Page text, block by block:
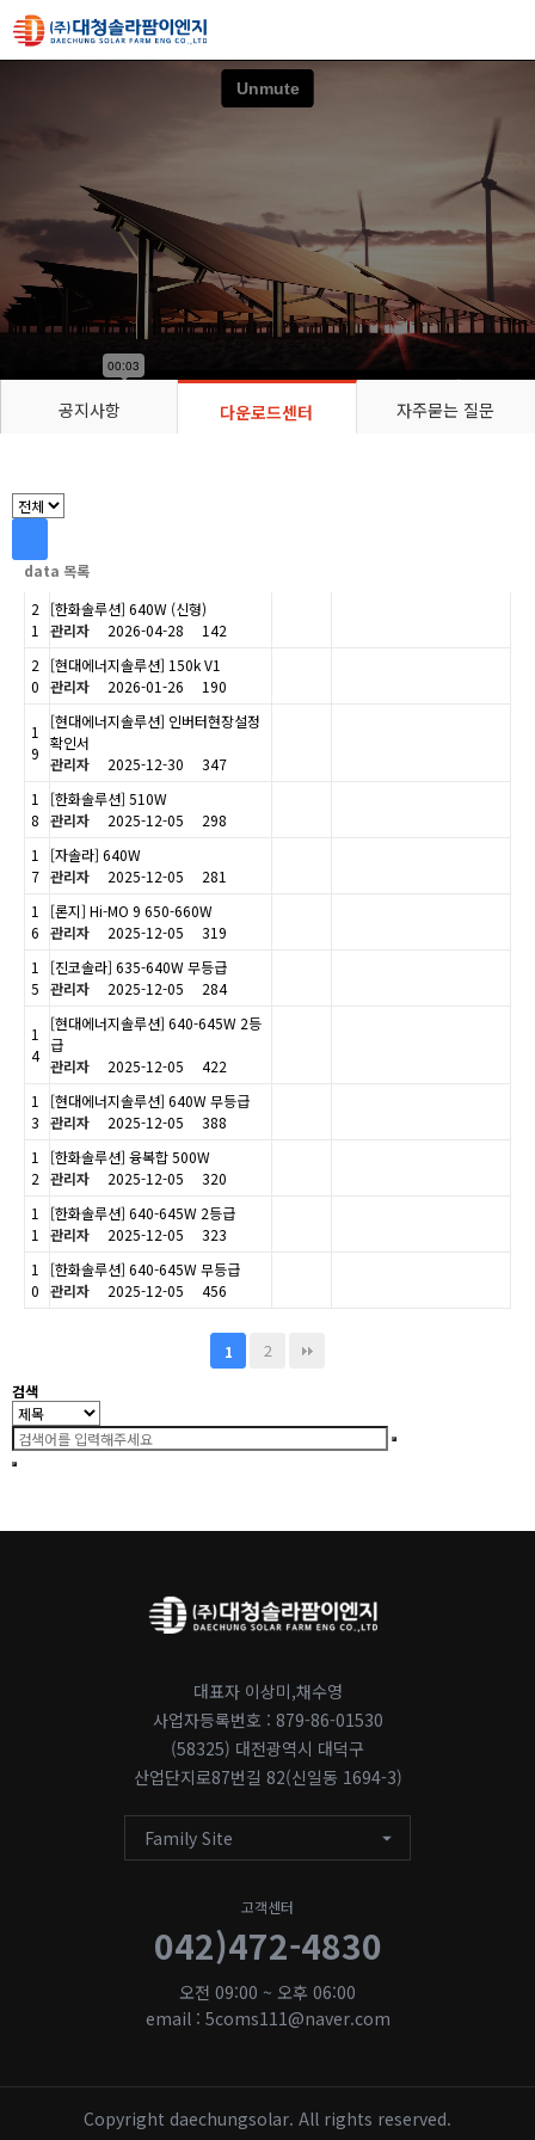
공지사항 다운로드센터 자주묻는 질문
data 목록
2
1
[한화솔루션] 640W (신형)
관리자
2026-04-28 142
2
0
[현대에너지솔루션] 150k V1
관리자
2026-01-26 190
1
9
[현대에너지솔루션] 인버터현장설정
확인서
관리자
2025-12-30 347
1
8
[한화솔루션] 510W
관리자
2025-12-05 298
1
7
[자솔라] 640W
관리자
2025-12-05 281
1
6
[론지] Hi-MO 9 650-660W
관리자
2025-12-05 319
1
5
[진코솔라] 635-640W 무등급
관리자
2025-12-05 284
1
4
[현대에너지솔루션] 640-645W 2등
급
관리자
2025-12-05 422
1
3
[현대에너지솔루션] 640W 무등급
관리자
2025-12-05 388
1
2
[한화솔루션] 융복합 500W
관리자
2025-12-05 320
1
1
[한화솔루션] 640-645W 2등급
관리자
2025-12-05 323
1
0
[한화솔루션] 640-645W 무등급
관리자
2025-12-05 456
1 2
검색
대표자 이상미,채수영
사업자등록번호 : 879-86-01530
(58325) 대전광역시 대덕구
산업단지로87번길 82(신일동 1694-3)
Family Site
고객센터
042)472-4830
오전 09:00 ~ 오후 06:00
email : 5coms111@naver.com
Copyright daechungsolar. All rights reserved.